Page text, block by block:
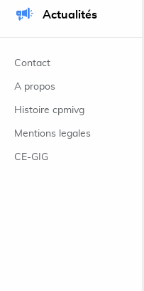
Actualités
Contact
A propos
Histoire cpmivg
Mentions legales
CE-GIG